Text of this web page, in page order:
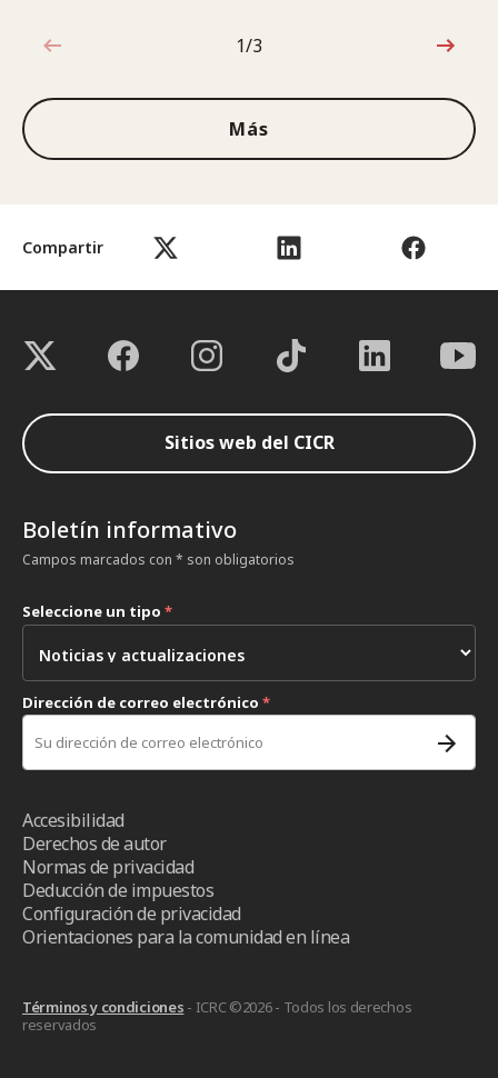
Compartir
1de3
1/3
Más
Sitios web del CICR
Boletín informativo
Campos marcados con * son obligatorios
Seleccione un tipo *
Dirección de correo electrónico *
Accesibilidad
Derechos de autor
Normas de privacidad
Deducción de impuestos
Configuración de privacidad
Orientaciones para la comunidad en línea
Términos y condiciones - ICRC ©2026 - Todos los derechos
reservados